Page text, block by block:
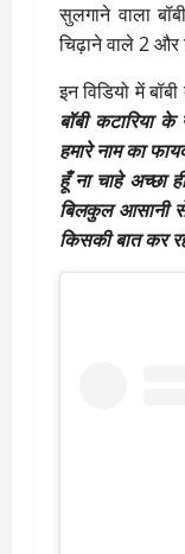
सुलगाने वाला
चिढ़ाने वाले 2 और
इन विडियो में
बॉबी कटारिया
हमारे नाम का
हूँ ना चाहे अच्छा
बिलकुल आसानी
किसकी बात कर